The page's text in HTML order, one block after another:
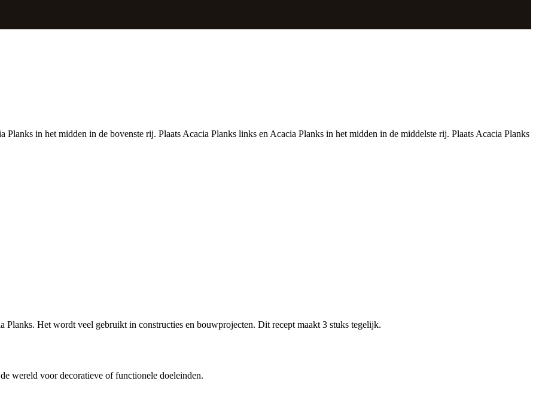
in het midden in de bovenste rij. Plaats Acacia Planks links en Acacia Planks in het midden in de middelste rij. Plaats Acacia Planks
Het wordt veel gebruikt in constructies en bouwprojecten. Dit recept maakt 3 stuks tegelijk.
wereld voor decoratieve of functionele doeleinden.